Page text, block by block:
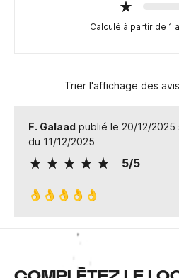
Calculé à partir de 1
Trier l'affichage des avis
F. Galaad publié le 20/12/2025
du 11/12/2025
5/5
👌👌👌👌👌